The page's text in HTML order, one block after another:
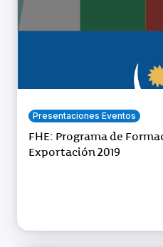
Presentaciones Eventos
FHE: Programa de
Exportación 2019